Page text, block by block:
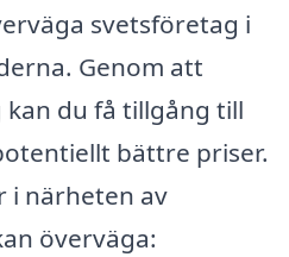
svetsföretag i
Genom att
du få tillgång till
bättre priser.
i närheten av
överväga: